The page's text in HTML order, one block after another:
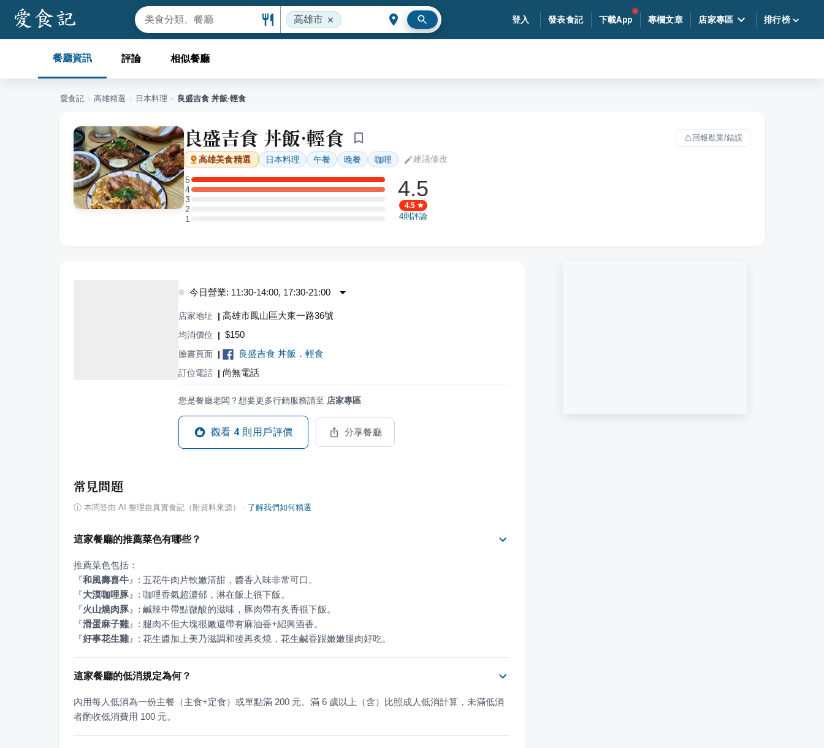
高雄市 登入 發表食記 下載App 專欄文章 店家專區 排行榜
餐廳資訊 評論 相似餐廳
愛食記 › 高雄精選 › 日本料理 › 良盛吉食 丼飯·輕食
良盛吉食 丼飯·輕食 回報歇業/錯誤
高雄美食精選 日本料理 午餐 晚餐 咖哩 建議修改
5
5 星：1 則評論
4
4 星：1 則評論
3
3 星：0 則評論
2
2 星：0 則評論
11 星：0 則評論
4.5
4.5
4則評論
今日營業: 11:30-14:00, 17:30-21:00
店家地址 | 高雄市鳳山區大東一路36號
均消價位 | $150
臉書頁面 | 良盛吉食 丼飯．輕食
訂位電話 | 尚無電話
您是餐廳老闆？想要更多行銷服務請至 店家專區
觀看 4 則用戶評價 分享餐廳
常見問題
ⓘ 本問答由 AI 整理自真實食記（附資料來源） · 了解我們如何精選
這家餐廳的推薦菜色有哪些？
『和風壽喜牛 』
『大漠咖哩豚 』
『火山燒肉豚 』
『滑蛋麻子雞』
『好事花生雞』 : 花生醬加上美乃滋調和後再炙燒，花生鹹香跟嫩嫩腿肉好吃。
這家餐廳的低消規定為何？
內用每人低消為一份主餐（主食+定食）或單點滿 200 元。滿 6 歲以上（含）比照成人低消計算，未滿低消
者酌收低消費用 100 元。